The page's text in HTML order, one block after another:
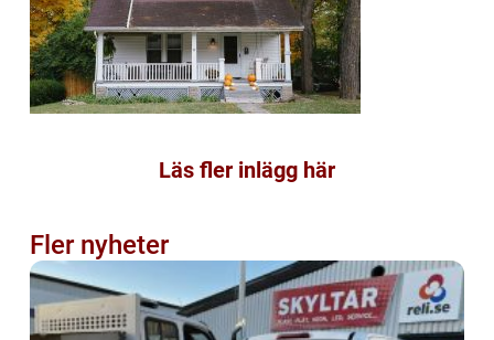
Läs fler inlägg här
Fler nyheter